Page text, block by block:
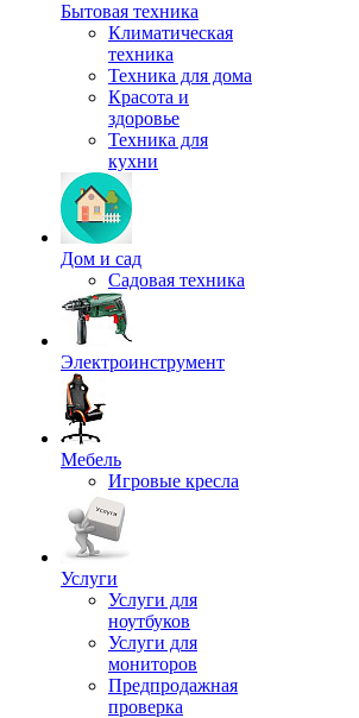
Бытовая техника
Климатическая
техника
Техника для дома
Красота и
здоровье
Техника для
кухни
Дом и сад
Садовая техника
Электроинструмент
Мебель
Игровые кресла
Услуги
Услуги для
ноутбуков
Услуги для
мониторов
Предпродажная
проверка